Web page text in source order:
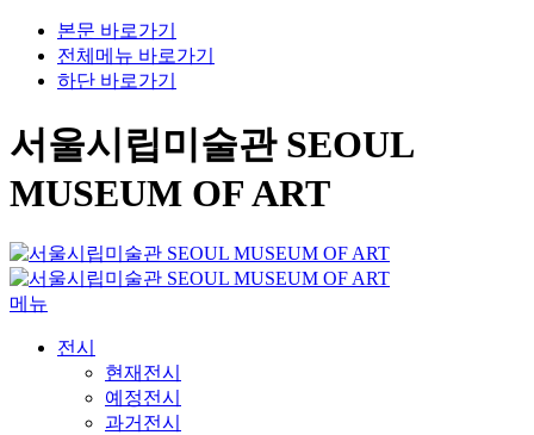
본문 바로가기
전체메뉴 바로가기
하단 바로가기
서울시립미술관 SEOUL
MUSEUM OF ART
메뉴
전시
현재전시
예정전시
과거전시